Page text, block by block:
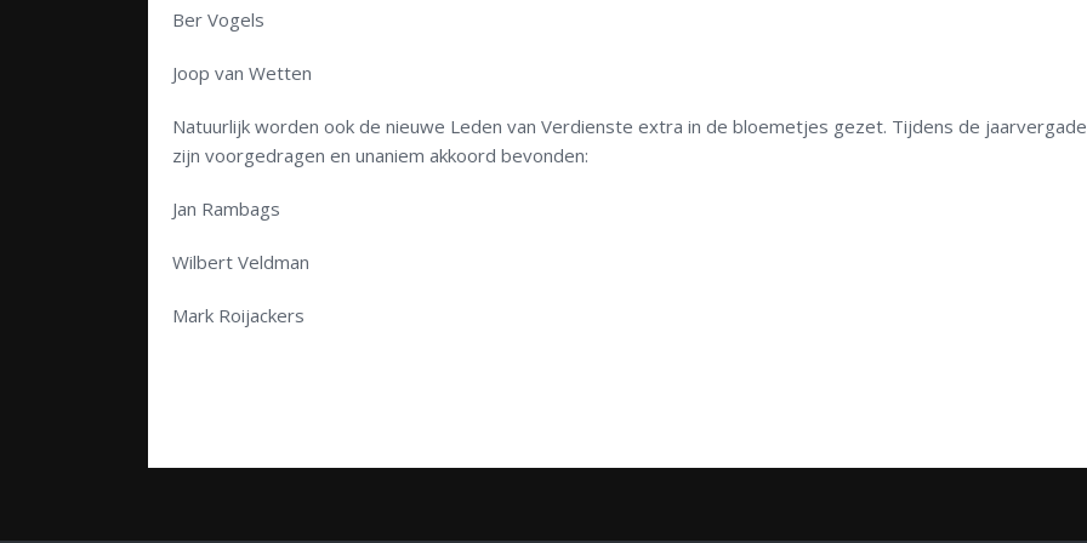
Ber Vogels
Joop van Wetten
Natuurlijk worden ook de nieuwe Leden van Verdienste extra in de bloemetjes gezet. Tijdens de
zijn voorgedragen en unaniem akkoord bevonden:
Jan Rambags
Wilbert Veldman
Mark Roijackers